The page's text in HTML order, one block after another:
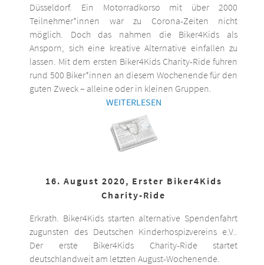
Düsseldorf. Ein Motorradkorso mit über 2000
Teilnehmer*innen war zu Corona-Zeiten nicht
möglich. Doch das nahmen die Biker4Kids als
Ansporn, sich eine kreative Alternative einfallen zu
lassen. Mit dem ersten Biker4Kids Charity-Ride fuhren
rund 500 Biker*innen an diesem Wochenende für den
guten Zweck – alleine oder in kleinen Gruppen.
WEITERLESEN
16. August 2020, Erster Biker4Kids
Charity-Ride
Erkrath. Biker4Kids starten alternative Spendenfahrt
zugunsten des Deutschen Kinderhospizvereins e.V..
Der erste Biker4Kids Charity-Ride startet
deutschlandweit am letzten August-Wochenende.